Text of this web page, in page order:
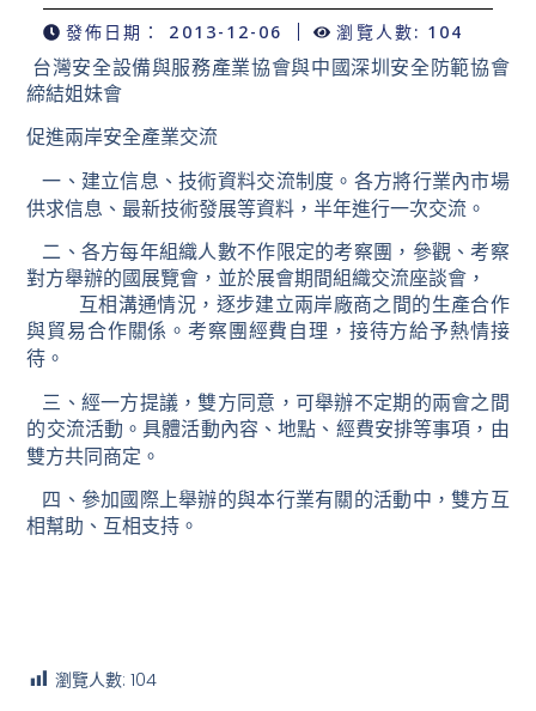
發佈日期： 2013-12-06 瀏覽人數: 104
台灣安全設備與服務產業協會與中國深圳安全防範協會
締結姐妹會
促進兩岸安全產業交流
一、建立信息、技術資料交流制度。各方將行業內市場
供求信息、最新技術發展等資料，半年進行一次交流。
二、各方每年組織人數不作限定的考察團，參觀、考察
對方舉辦的國展覽會，並於展會期間組織交流座談會，
互相溝通情況，逐步建立兩岸廠商之間的生產合作
與貿易合作關係。考察團經費自理，接待方給予熱情接
待。
三、經一方提議，雙方同意，可舉辦不定期的兩會之間
的交流活動。具體活動內容、地點、經費安排等事項，由
雙方共同商定。
四、參加國際上舉辦的與本行業有關的活動中，雙方互
相幫助、互相支持。
瀏覽人數: 104